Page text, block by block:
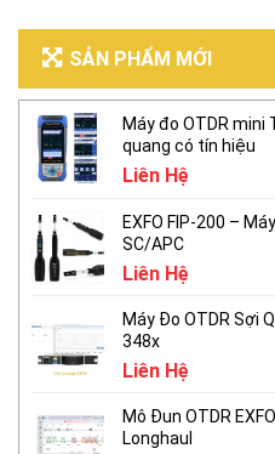
SẢN PHẨM MỚI
Máy đo OTDR mini
quang có tín hiệu
Liên Hệ
EXFO FIP-200 –
SC/APC
Liên Hệ
Máy Đo OTDR Sợi
348x
Liên Hệ
Mô Đun OTDR
Longhaul